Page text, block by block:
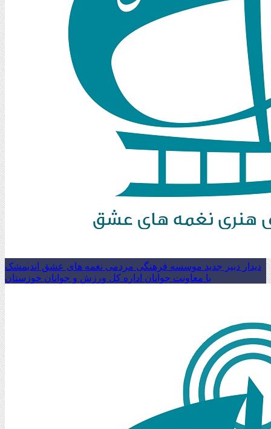
دیدار دبیر جدید موسسه فرهنگی مردمی نغمه های عشق اندیمشک
با معاونت جوانان اداره کل ورزش و جوانان خوزستان